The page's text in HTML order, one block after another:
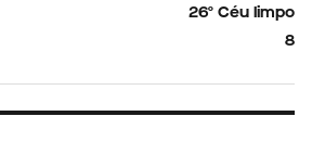
26º Céu limpo
8